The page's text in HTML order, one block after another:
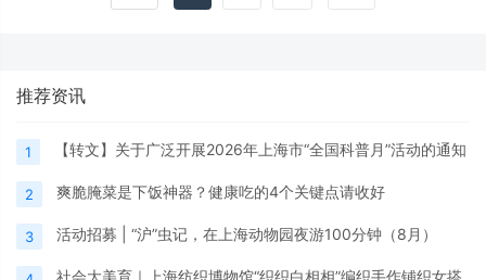
推荐资讯
1 【转文】关于广泛开展2026年上海市“全国科普月”活动的通知
2 爽脆腌菜是下饭神器？健康吃的4个关键点请收好
3 活动招募 | “沪”虫记，在上海动物园夜游100分钟（8月）
社会大美育｜上海纺织博物馆“织织白相相”编织手作铺织女搭